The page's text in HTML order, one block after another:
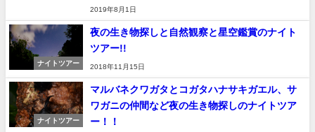
2019年8月1日
ナイトツアー
夜の生き物探しと自然観察と星空鑑賞のナイト
ツアー!!
2018年11月15日
ナイトツアー
マルバネクワガタとコガタハナサキガエル、サ
ワガニの仲間など夜の生き物探しのナイトツア
ー！！